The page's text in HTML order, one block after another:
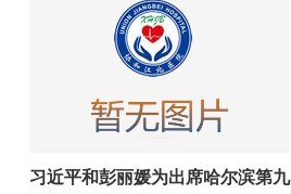
习近平和彭丽媛为出席哈尔滨第九